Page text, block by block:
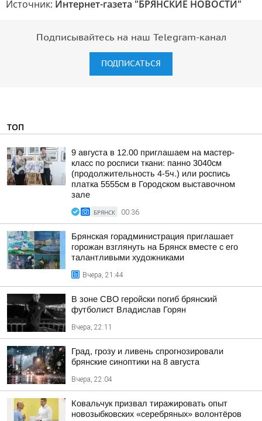
Источник: Интернет-газета "БРЯНСКИЕ НОВОСТИ"
Подписывайтесь на наш Telegram-канал
ПОДПИСАТЬСЯ
ТОП
9 августа в 12.00 приглашаем на мастер-
класс по росписи ткани: панно 3040см
(продолжительность 4-5ч.) или роспись
платка 5555см в Городском выставочном
зале
БРЯНСК 00:36
Брянская горадминистрация приглашает
горожан взглянуть на Брянск вместе с его
талантливыми художниками
Вчера, 21:44
В зоне СВО геройски погиб брянский
футболист Владислав Горян
Вчера, 22:11
Град, грозу и ливень спрогнозировали
брянские синоптики на 8 августа
Вчера, 22:04
Ковальчук призвал тиражировать опыт
новозыбковских «серебряных» волонтёров